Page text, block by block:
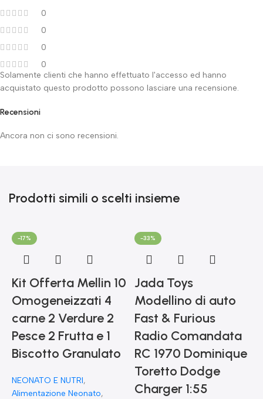
0
0
0
0
Recensioni
Ancora non ci sono recensioni.
Solamente clienti che hanno effettuato l'accesso ed hanno
acquistato questo prodotto possono lasciare una recensione.
Prodotti simili o scelti insieme
-17%
Kit Offerta Mellin 10
Omogeneizzati 4
carne 2 Verdure 2
Pesce 2 Frutta e 1
Biscotto Granulato
NEONATO E NUTRI,
Alimentazione Neonato,
-33%
Jada Toys
Modellino di auto
Fast & Furious
Radio Comandata
RC 1970 Dominique
Toretto Dodge
Charger 1:55